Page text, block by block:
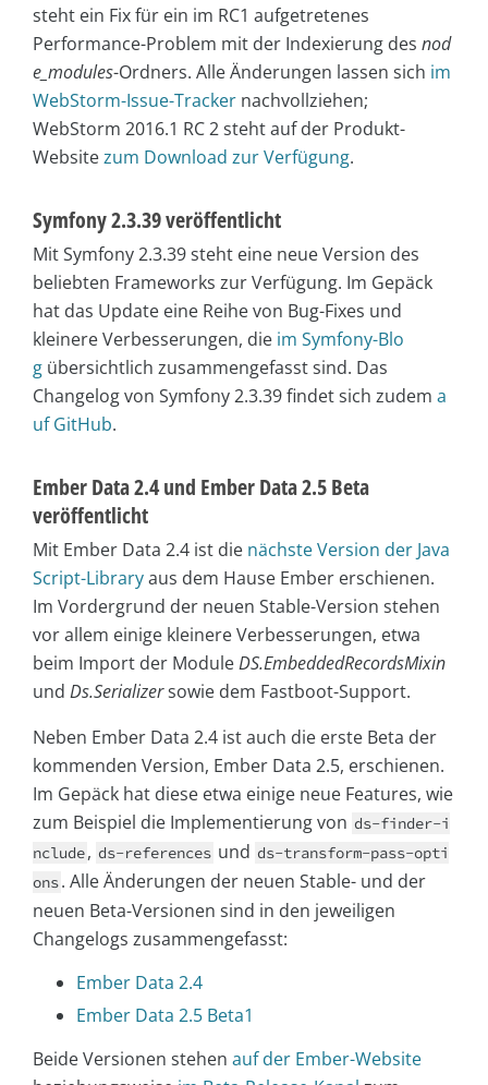
steht ein Fix für ein im RC1 aufgetretenes
Performance-Problem mit der Indexierung des nod
e_modules-Ordners. Alle Änderungen lassen sich im
WebStorm-Issue-Tracker nachvollziehen;
WebStorm 2016.1 RC 2 steht auf der Produkt-
Websitezum Download zur Verfügung.
Symfony 2.3.39 veröffentlicht
Mit Symfony 2.3.39 steht eine neue Version des
beliebten Frameworks zur Verfügung. Im Gepäck
hat das Update eine Reihe von Bug-Fixes und
kleinere Verbesserungen, die im Symfony-Blo
g übersichtlich zusammengefasst sind. Das
Changelog von Symfony 2.3.39 findet sich zudem a
uf GitHub.
Ember Data 2.4 und Ember Data 2.5 Beta
veröffentlicht
Mit Ember Data 2.4 ist die nächste Version der Java
Script-Libraryaus dem Hause Ember erschienen.
Im Vordergrund der neuen Stable-Version stehen
vor allem einige kleinere Verbesserungen, etwa
beim Import der ModuleDS.EmbeddedRecordsMixin
und Ds.Serializersowie dem Fastboot-Support.
Neben Ember Data 2.4 ist auch die erste Beta der
kommenden Version, Ember Data 2.5, erschienen.
Im Gepäck hat diese etwa einige neue Features, wie
zum Beispiel die Implementierung von ds-finder-i
nclude, ds-references und ds-transform-pass-opti
ons. Alle Änderungen der neuen Stable- und der
neuen Beta-Versionen sind in den jeweiligen
Changelogs zusammengefasst:
Ember Data 2.4
Ember Data 2.5 Beta1
Beide Versionen stehen auf der Ember-Website